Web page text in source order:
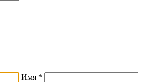
Имя *